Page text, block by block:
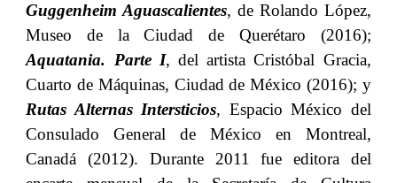
Guggenheim Aguascalientes, de Rolando López,
Museo de la Ciudad de Querétaro (2016);
Aquatania. Parte I, del artista Cristóbal Gracia,
Cuarto de Máquinas, Ciudad de México (2016); y
Rutas Alternas Intersticios, Espacio México del
Consulado General de México en Montreal,
Canadá (2012). Durante 2011 fue editora del